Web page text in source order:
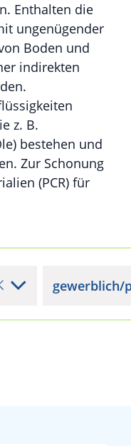
Enthalten die
ungenügender
Boden und
indirekten
z. B.
bestehen und
Zur Schonung
(PCR) für
gewerblich/